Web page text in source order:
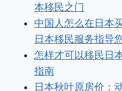
本移民之门
中国人怎么在日本
日本移民服务指导
怎样才可以移民日
指南
日本秋叶原房价：